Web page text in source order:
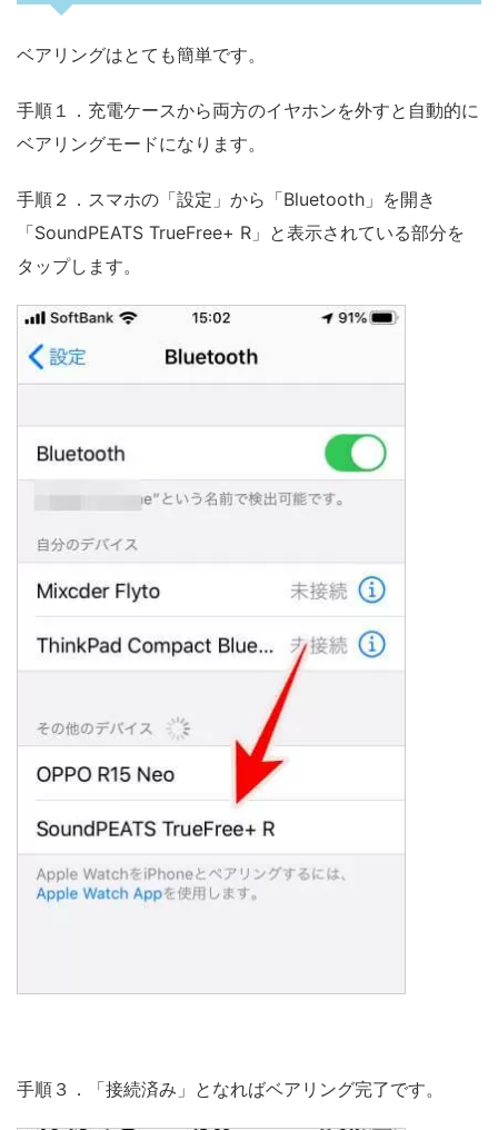
ベアリングはとても簡単です。
手順１．充電ケースから両方のイヤホンを外すと自動的に
ベアリングモードになります。
手順２．スマホの「設定」から「Bluetooth」を開き
「SoundPEATS TrueFree+ R」と表示されている部分を
タップします。
手順３．「接続済み」となればベアリング完了です。